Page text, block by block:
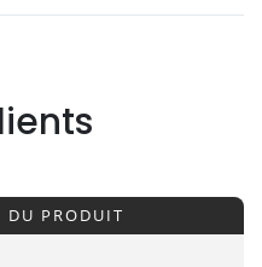
DU PRODUIT